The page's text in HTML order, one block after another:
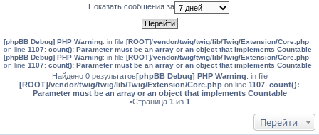
Показать сообщения за
[phpBB Debug] PHP Warning: in file [ROOT]/vendor/twig/twig/lib/Twig/Extension/Core.php
on line 1107: count(): Parameter must be an array or an object that implements Countable
[phpBB Debug] PHP Warning: in file [ROOT]/vendor/twig/twig/lib/Twig/Extension/Core.php
on line 1107: count(): Parameter must be an array or an object that implements Countable
Найдено 0 результатов[phpBB Debug] PHP Warning: in file
[ROOT]/vendor/twig/twig/lib/Twig/Extension/Core.php on line 1107: count():
Parameter must be an array or an object that implements Countable
•Страница 1 из 1
Перейти